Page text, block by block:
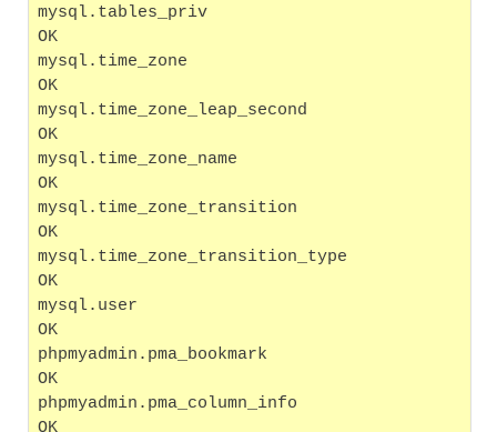
mysql.tables_priv
OK
mysql.time_zone
OK
mysql.time_zone_leap_second
OK
mysql.time_zone_name
OK
mysql.time_zone_transition
OK
mysql.time_zone_transition_type
OK
mysql.user
OK
phpmyadmin.pma_bookmark
OK
phpmyadmin.pma_column_info